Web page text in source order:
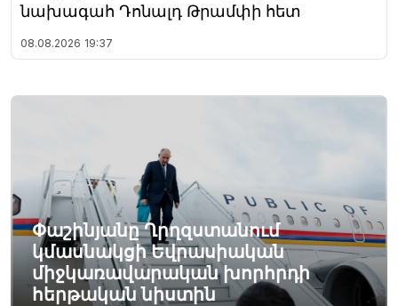
նախագահ Դոնալդ Թրամփի հետ
08.08.2026 19:37
Փաշինյանը Ղրղզստանում
կմասնակցի Եվրասիական
միջկառավարական խորհրդի
հերթական նիստին